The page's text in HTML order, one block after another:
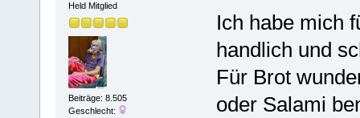
Held Mitglied
Beiträge: 8.505
Geschlecht:
Ich habe mich
handlich und
Für Brot
oder Salami